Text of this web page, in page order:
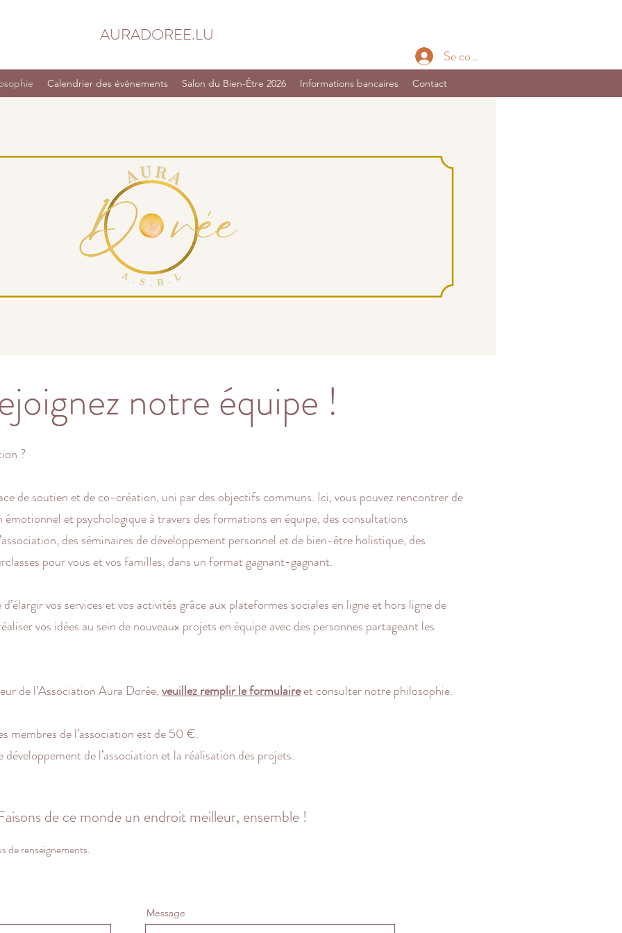
AURADOREE.LU
Calendrier des événements Salon du Bien-Être 2026 Informations bancaires Contact
Se connecter
notre équipe !
?
de soutien et de co-création, uni par des objectifs communs. Ici, vous pouvez rencontrer de
et psychologique à travers des formations en équipe, des consultations
des séminaires de développement personnel et de bien-être holistique, des
pour vous et vos familles, dans un format gagnant-gagnant.
vos services et vos activités grâce aux plateformes sociales en ligne et hors ligne de
vos idées au sein de nouveaux projets en équipe avec des personnes partageant les
de l’Association Aura Dorée,veuillez remplir le formulaireet consulter notre philosophie.
membres de l’association est de 50 €.
de l’association et la réalisation des projets.
de ce monde un endroit meilleur, ensemble !
de renseignements.
Message